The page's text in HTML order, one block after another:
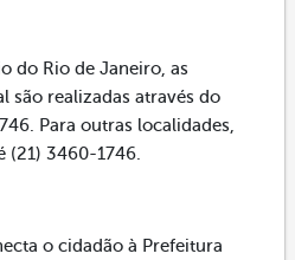
do Rio de Janeiro, as
são realizadas através do
Para outras localidades,
(21) 3460-1746.
o cidadão à Prefeitura